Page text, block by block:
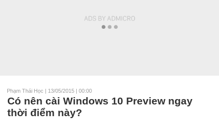
Phạm Thái Học | 13/05/2015 | 00:00
Có nên cài Windows 10 Preview ngay
thời điểm này?